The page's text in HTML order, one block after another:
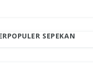
SEPEKAN